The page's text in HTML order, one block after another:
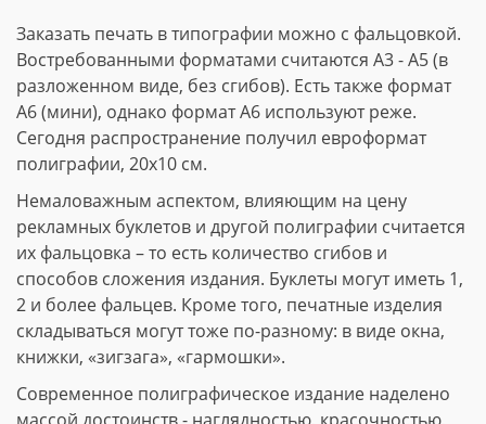
Заказать печать в типографии можно с фальцовкой.
Востребованными форматами считаются А3 - А5 (в
разложенном виде, без сгибов). Есть также формат
А6 (мини), однако формат А6 используют реже.
Сегодня распространение получил евроформат
полиграфии, 20х10 см.
Немаловажным аспектом, влияющим на цену
рекламных буклетов и другой полиграфии считается
их фальцовка – то есть количество сгибов и
способов сложения издания. Буклеты могут иметь 1,
2 и более фальцев. Кроме того, печатные изделия
складываться могут тоже по-разному: в виде окна,
книжки, «зигзага», «гармошки».
Современное полиграфическое издание наделено